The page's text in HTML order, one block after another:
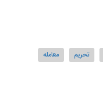
تحریم‌
معامله